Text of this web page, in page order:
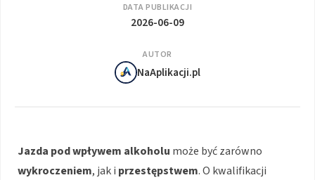
DATA PUBLIKACJI
2026-06-09
AUTOR
NaAplikacji.pl
Jazda pod wpływem alkoholu może być zarówno
wykroczeniem, jak i przestępstwem. O kwalifikacji